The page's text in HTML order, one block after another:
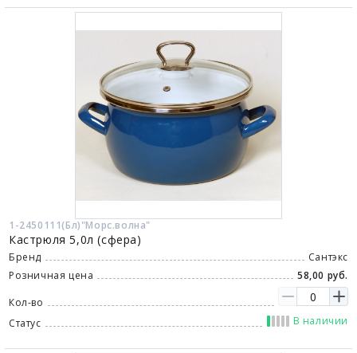
1-2450111(Бл)"Морс.волна"
Кастрюля 5,0л (сфера)
Бренд
Сантэкс
Розничная цена
58,00 руб.
Кол-во
Статус
В наличии